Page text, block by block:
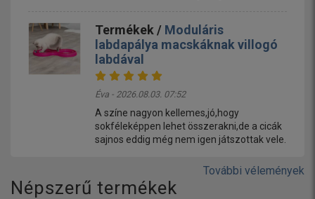
Termékek / Moduláris
labdapálya macskáknak villogó
labdával
Éva - 2026.08.03. 07:52
A színe nagyon kellemes,jó,hogy
sokféleképpen lehet összerakni,de a cicák
sajnos eddig még nem igen játszottak vele.
További vélemények
Népszerű termékek